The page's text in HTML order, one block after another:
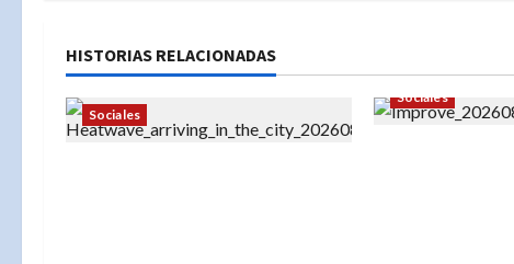
HISTORIAS RELACIONADAS
Sociales
Sociales